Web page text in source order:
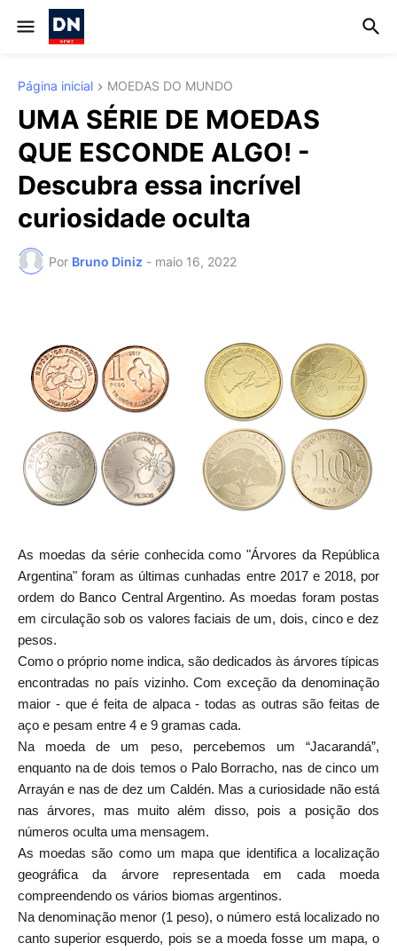
Página inicial MOEDAS DO MUNDO
UMA SÉRIE DE MOEDAS
QUE ESCONDE ALGO! -
Descubra essa incrível
curiosidade oculta
Por Bruno Diniz - maio 16, 2022
As moedas da série conhecida como "Árvores da República
Argentina" foram as últimas cunhadas entre 2017 e 2018, por
ordem do Banco Central Argentino. As moedas foram postas
em circulação sob os valores faciais de um, dois, cinco e dez
pesos.
Como o próprio nome indica, são dedicados às árvores típicas
encontradas no país vizinho. Com exceção da denominação
maior - que é feita de alpaca - todas as outras são feitas de
aço e pesam entre 4 e 9 gramas cada.
Na moeda de um peso, percebemos um “Jacarandá”,
enquanto na de dois temos o Palo Borracho, nas de cinco um
Arrayán e nas de dez um Caldén. Mas a curiosidade não está
nas árvores, mas muito além disso, pois a posição dos
números oculta uma mensagem.
As moedas são como um mapa que identifica a localização
geográfica da árvore representada em cada moeda
compreendendo os vários biomas argentinos.
Na denominação menor (1 peso), o número está localizado no
canto superior esquerdo, pois se a moeda fosse um mapa, o